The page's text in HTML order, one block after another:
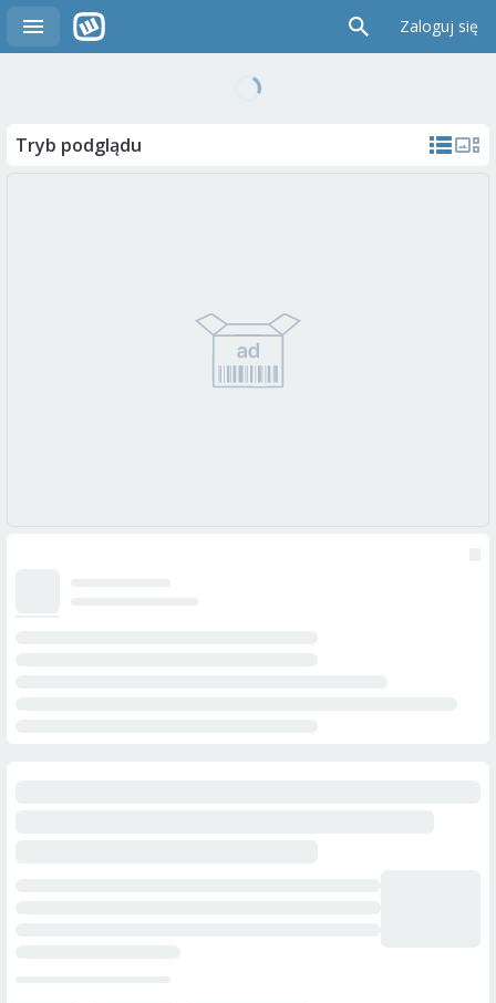
Zaloguj się
Tryb podglądu